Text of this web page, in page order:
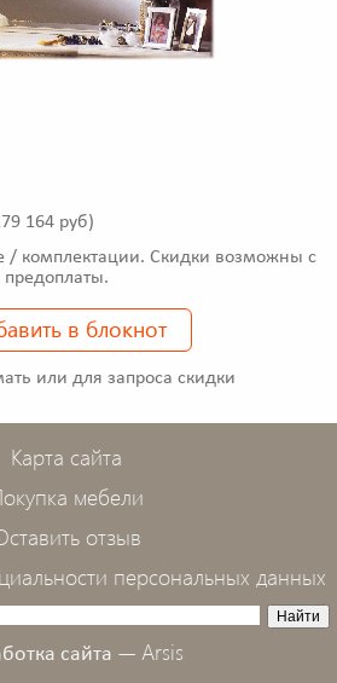
164 руб)
/ комплектации. Скидки возможны с
в блокнот
или для запроса скидки
Карта сайта
мебели
отзыв
персональных данных
сайта — Arsis